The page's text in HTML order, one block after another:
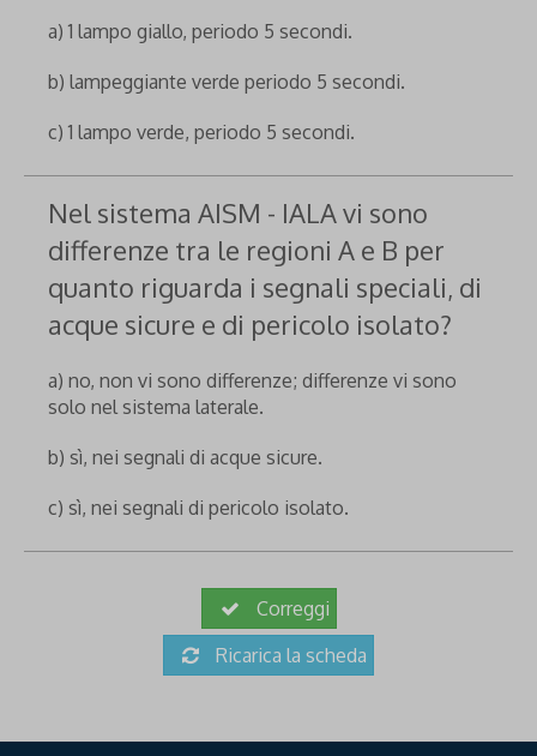
a) 1 lampo giallo, periodo 5 secondi.
b) lampeggiante verde periodo 5 secondi.
c) 1 lampo verde, periodo 5 secondi.
Nel sistema AISM - IALA vi sono
differenze tra le regioni A e B per
quanto riguarda i segnali speciali, di
acque sicure e di pericolo isolato?
a) no, non vi sono differenze; differenze vi sono
solo nel sistema laterale.
b) sì, nei segnali di acque sicure.
c) sì, nei segnali di pericolo isolato.
Correggi
Ricarica la scheda